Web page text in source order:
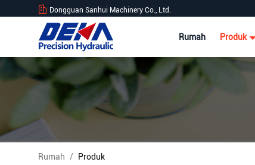
Dongguan Sanhui Machinery Co., Ltd.
Rumah Produk
Rumah / Produk